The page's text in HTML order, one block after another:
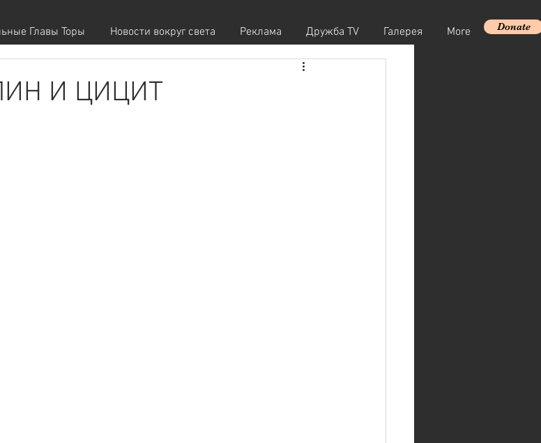
Главы Торы Новости вокруг света Реклама Дружба TV Галерея More Donate
И ЦИЦИТ